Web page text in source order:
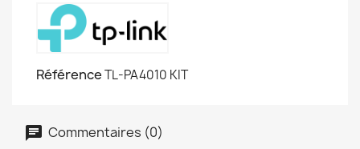
RéférenceTL-PA4010 KIT
Commentaires (0)